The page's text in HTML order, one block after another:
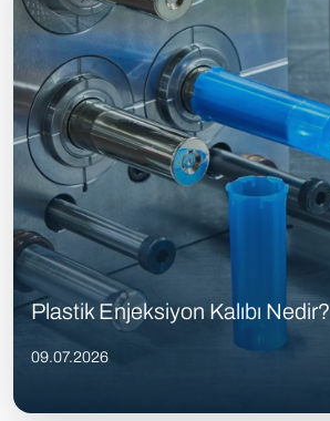
Plastik Enjeksiyon Kalıbı Nedir?
09.07.2026